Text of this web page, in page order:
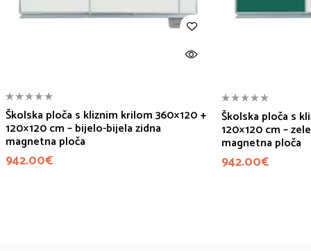
Školska ploča s kliznim krilom 360×120 +
120×120 cm – bijelo-bijela zidna
magnetna ploča
942.00€
Školska ploča s
120×120 cm –
magnetna ploča
942.00€